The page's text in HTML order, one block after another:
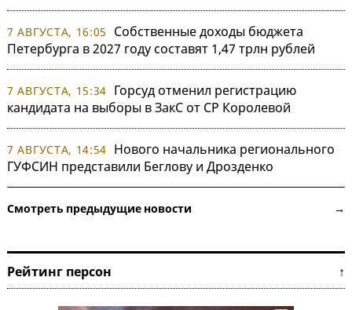
7 АВГУСТА, 16:05
Собственные доходы бюджета
Петербурга в 2027 году составят 1,47 трлн рублей
7 АВГУСТА, 15:34 Горсуд отменил регистрацию
кандидата на выборы в ЗакС от СР Королевой
7 АВГУСТА, 14:54 Нового начальника регионального
ГУФСИН представили Беглову и Дрозденко
Смотреть предыдущие новости →
Рейтинг персон ↑